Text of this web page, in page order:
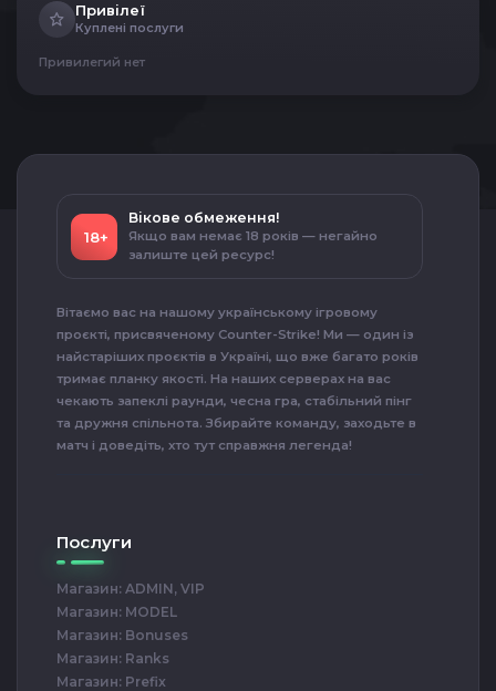
Привілеї
Куплені послуги
Привилегий нет
18+
Вікове обмеження!
Якщо вам немає 18 років — негайно
залиште цей ресурс!
Вітаємо вас на нашому українському ігровому
проєкті, присвяченому Counter-Strike! Ми — один із
найстаріших проєктів в Україні, що вже багато років
тримає планку якості. На наших серверах на вас
чекають запеклі раунди, чесна гра, стабільний пінг
та дружня спільнота. Збирайте команду, заходьте в
матч і доведіть, хто тут справжня легенда!
Послуги
Магазин: ADMIN, VIP
Магазин: MODEL
Магазин: Bonuses
Магазин: Ranks
Магазин: Prefix